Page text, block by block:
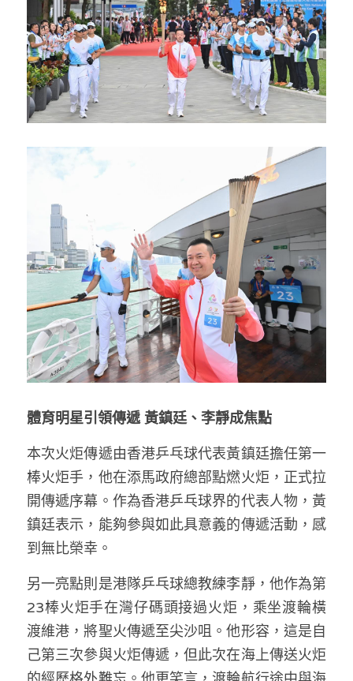
體育明星引領傳遞 黃鎮廷、李靜成焦點
本次火炬傳遞由香港乒乓球代表黃鎮廷擔任第一
棒火炬手，他在添馬政府總部點燃火炬，正式拉
開傳遞序幕。作為香港乒乓球界的代表人物，黃
鎮廷表示，能夠參與如此具意義的傳遞活動，感
到無比榮幸。
另一亮點則是港隊乒乓球總教練李靜，他作為第
23棒火炬手在灣仔碼頭接過火炬，乘坐渡輪橫
渡維港，將聖火傳遞至尖沙咀。他形容，這是自
己第三次參與火炬傳遞，但此次在海上傳送火炬